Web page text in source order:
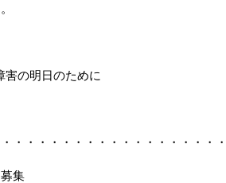
害の明日のために
・・・・・・・・・・・・・・・・・
集